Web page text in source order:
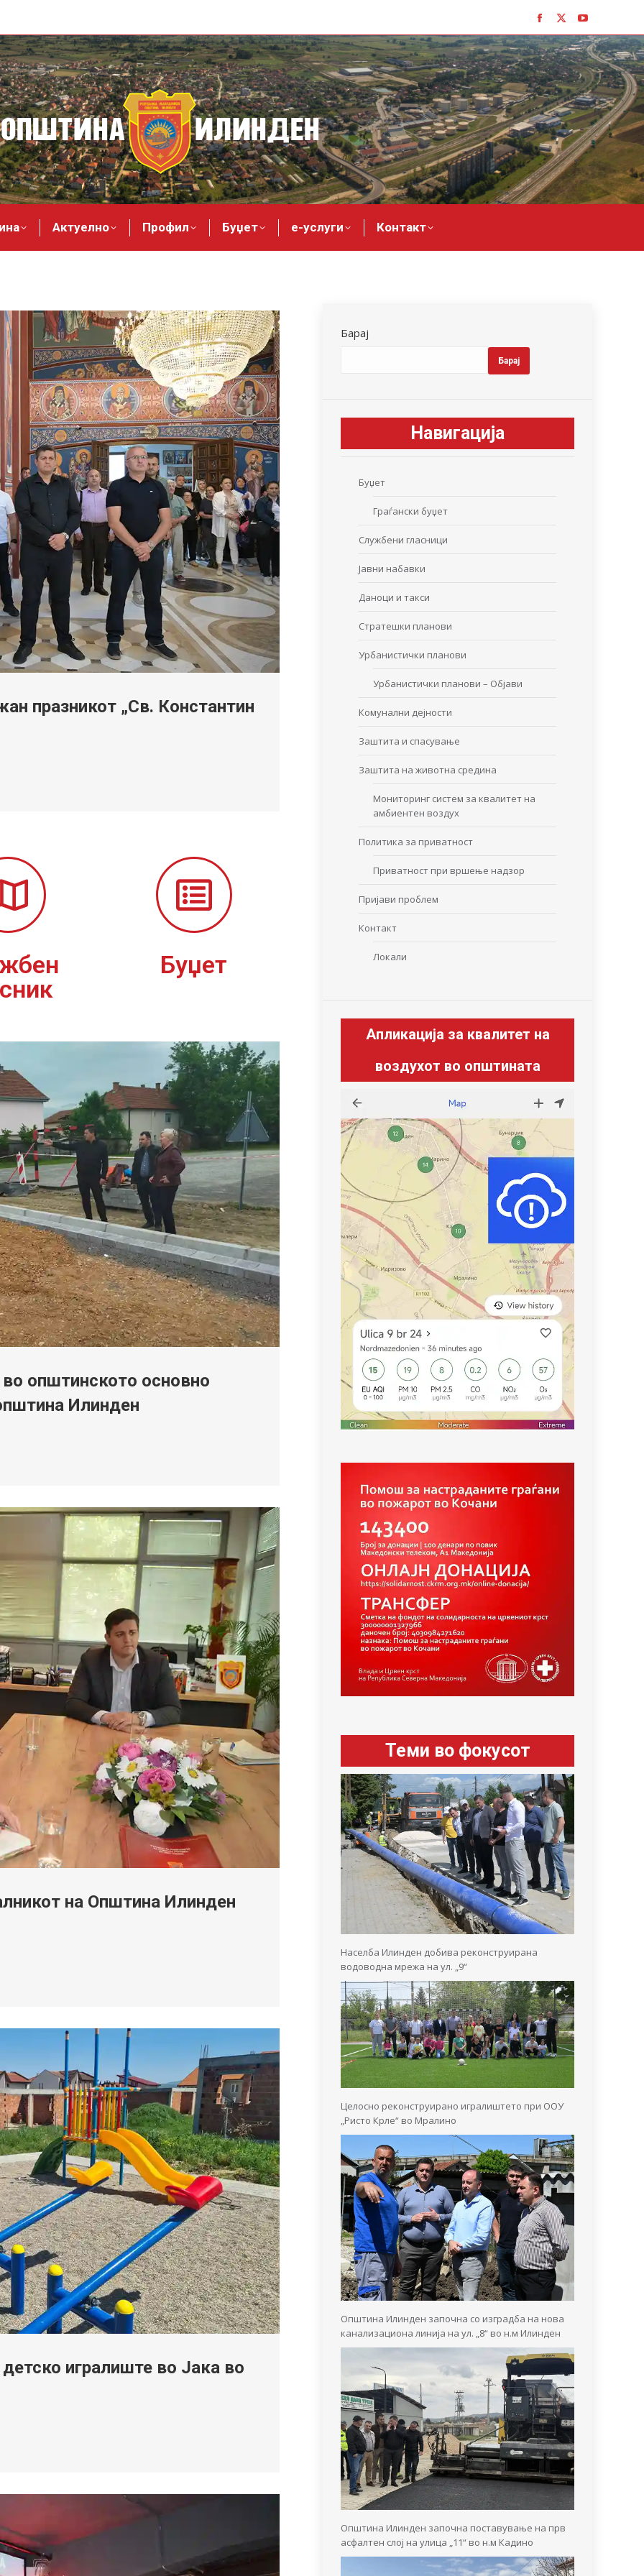
Актуелно Профил Буџет е-услуги Контакт
празникот „Св. Константин
Буџет
општинското основно
Илинден
на Општина Илинден
игралиште во Јака во
Барај
Барај
Навигација
Буџет
Граѓански буџет
Службени гласници
Јавни набавки
Даноци и такси
Стратешки планови
Урбанистички планови
Урбанистички планови – Објави
Комунални дејности
Заштита и спасување
Заштита на животна средина
Мониторинг систем за квалитет на
амбиентен воздух
Политика за приватност
Приватност при вршење надзор
Пријави проблем
Контакт
Локали
Апликација за квалитет на
воздухот во општината
Теми во фокусот
Населба Илинден добива реконструирана
водоводна мрежа на ул. „9“
Целосно реконструирано игралиштето при ООУ
„Ристо Крле“ во Мралино
Општина Илинден започна со изградба на нова
канализациона линија на ул. „8“ во н.м Илинден
Општина Илинден започна поставување на прв
асфалтен слој на улица „11“ во н.м Кадино